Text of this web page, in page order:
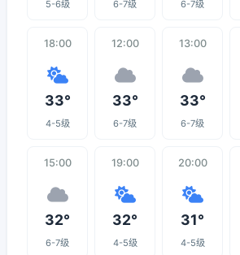
5-6级 6-7级 6-7级
18:00
33°
4-5级
12:00
33°
6-7级
13:00
33°
6-7级
15:00
32°
6-7级
19:00
32°
4-5级
20:00
31°
4-5级